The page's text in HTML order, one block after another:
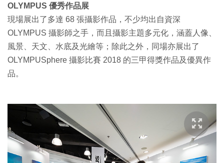
OLYMPUS 優秀作品展
現場展出了多達 68 張攝影作品，不少均出自資深
OLYMPUS 攝影師之手，而且攝影主題多元化，涵蓋人像、
風景、天文、水底及光繪等；除此之外，同場亦展出了
OLYMPUSphere 攝影比賽 2018 的三甲得獎作品及優異作
品。